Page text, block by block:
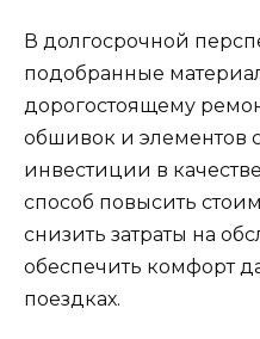
В долгосрочной
подобранные
дорогостоящему
обшивок и элементов
инвестиции в
способ повысить
снизить затраты на
обеспечить комфорт
поездках.